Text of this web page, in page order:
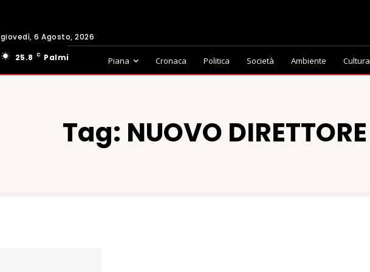
giovedì, 6 Agosto, 2026
25.8
C Palmi Piana Cronaca Politica Società Ambiente Cultura
Tag: NUOVO DIRETTORE